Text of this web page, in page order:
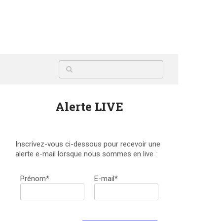
Alerte LIVE
Inscrivez-vous ci-dessous pour recevoir une
alerte e-mail lorsque nous sommes en live :
Prénom* E-mail*